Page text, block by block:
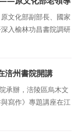
文化部副部長、國家
入榆林功昌書院調研
涪州書院開講
承辦，涪陵區烏木文
寫作》專題講座在江